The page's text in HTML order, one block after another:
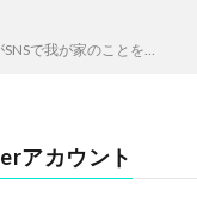
で我が家のことを…
アカウント